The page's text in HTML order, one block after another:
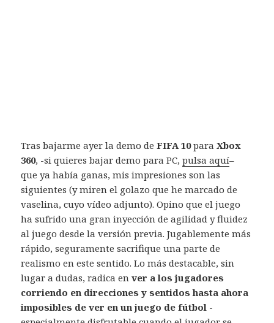
Tras bajarme ayer la demo deFIFA 10paraXbox
360, -si quieres bajar demo para PC,pulsa aquí–
que ya había ganas, mis impresiones son las
siguientes (y miren el golazo que he marcado de
vaselina, cuyo vídeo adjunto). Opino que el juego
ha sufrido una gran inyección de agilidad y fluidez
al juego desde la versión previa. Jugablemente más
rápido, seguramente sacrifique una parte de
realismo en este sentido. Lo más destacable, sin
lugar a dudas, radica enver a los jugadores
corriendo en direcciones y sentidos hasta ahora
imposibles de ver en un juego de fútbol -